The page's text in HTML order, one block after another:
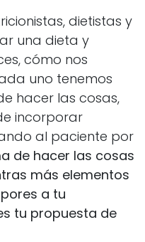
dietistas y
una dieta y
cómo nos
uno tenemos
hacer las cosas,
incorporar
al paciente por
de hacer las cosas
más elementos
a tu
tu propuesta de